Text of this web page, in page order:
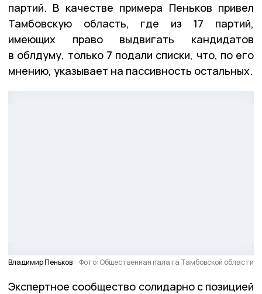
партий. В качестве примера Пеньков привел
Тамбовскую область, где из 17 партий,
имеющих право выдвигать кандидатов
в облдуму, только 7 подали списки, что, по его
мнению, указывает на пассивность остальных.
Владимир Пеньков Фото: Общественная палата Тамбовской области
Экспертное сообщество солидарно с позицией